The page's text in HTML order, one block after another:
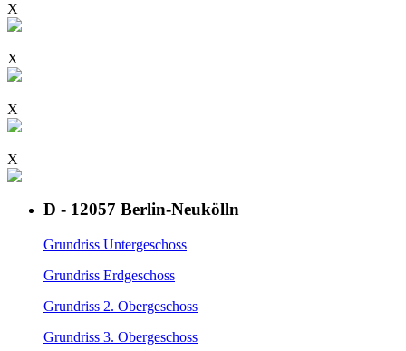
X
X
X
X
D - 12057 Berlin-Neukölln
Grundriss Untergeschoss
Grundriss Erdgeschoss
Grundriss 2. Obergeschoss
Grundriss 3. Obergeschoss